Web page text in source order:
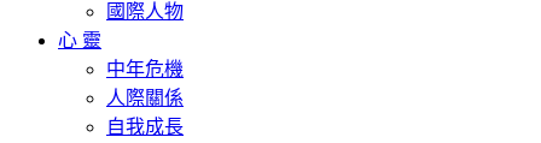
國際人物
心 靈
中年危機
人際關係
自我成長